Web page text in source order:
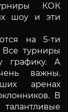
КОК
шоу и эти
на 5-ти
Все турниры
графику. А
важны.
аренах
В